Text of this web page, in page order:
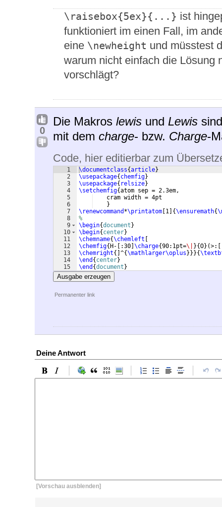
\raisebox{5ex}{...} ist
funktioniert im einen Fall, im
eine \newheight und müsstest
warum nicht einfach die Lösung
vorschlägt?
0
Die Makros lewis und Lewis
mit dem charge- bzw. Charge-
Code, hier editierbar zum
1
2
3
4
5
6
7
8
9
10
11
12
13
14
15
\documentclass{article}
\usepackage{ chemfig}
\usepackage{ relsize}
\setchemfig{atom sep = 2.3em,
    cram width = 4pt
}
\renewcommand *\printatom 1 {\ensuremath{
%
\begin{document }
\begin{ center}
\chemname{\chemleft
\chemfig{ H- :30 \charge{90:1pt=\| }{O} (>:
\chemright{ ^{\mathlarger\oplus }}}{
\end { center}
\end {document }
Ausgabe erzeugen
Permanenter link
Deine Antwort
[Vorschau ausblenden]